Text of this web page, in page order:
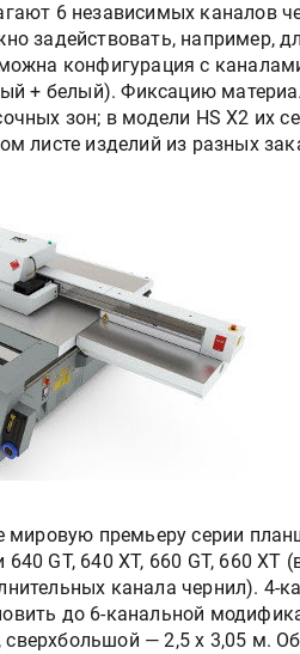
6 независимых каналов
задействовать, например,
конфигурация с
+ белый). Фиксацию
зон; в модели HS X2 их
листе изделий из разных
мировую премьеру серии
GT, 640 XT, 660 GT, 660 XT
канала чернил). 4-
до 6-канальной
сверхбольшой — 2,5 х 3,05 м.